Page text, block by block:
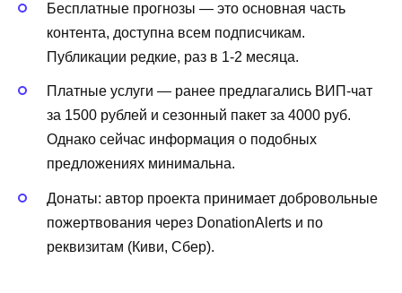
Бесплатные прогнозы — это основная часть
контента, доступна всем подписчикам.
Публикации редкие, раз в 1-2 месяца.
Платные услуги — ранее предлагались ВИП-чат
за 1500 рублей и сезонный пакет за 4000 руб.
Однако сейчас информация о подобных
предложениях минимальна.
Донаты: автор проекта принимает добровольные
пожертвования через DonationAlerts и по
реквизитам (Киви, Сбер).